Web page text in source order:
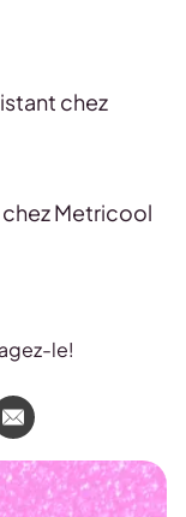
chez
chez Metricool
le!